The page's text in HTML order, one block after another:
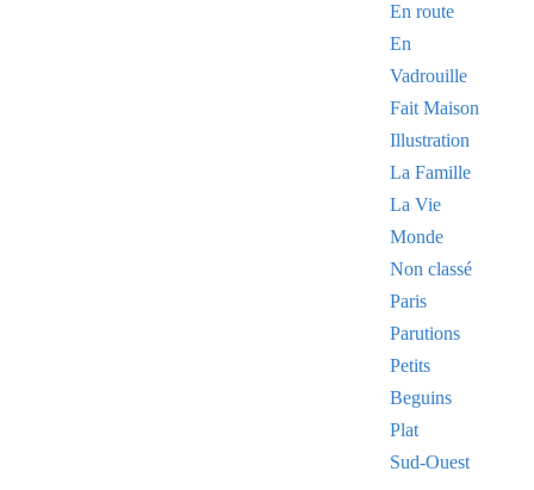
En route
En
Vadrouille
Fait Maison
Illustration
La Famille
La Vie
Monde
Non classé
Paris
Parutions
Petits
Beguins
Plat
Sud-Ouest